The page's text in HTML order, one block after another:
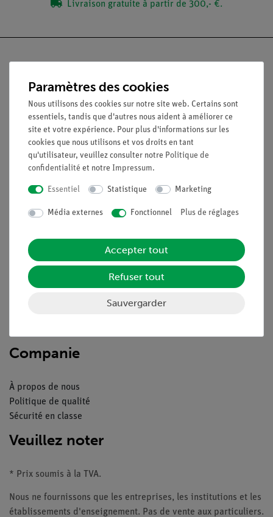
Livraison gratuite à partir de 300,- €.
Nach oben
Légal
Contact
Conditions générales de vente
Mentions légales
Service
Aperçu du service
Téléchargements
Companie
À propos de nous
Politique de qualité
Sécurité en classe
Veuillez noter
* Prix soumis à la TVA.
Nous ne fournissons que les entreprises, les institutions et les
établissements d'enseignement. Pas de vente aux particuliers.
Paramètres des cookies
Nous utilisons des cookies sur notre site web. Certains sont
essentiels, tandis que d'autres nous aident à améliorer ce
site et votre expérience. Pour plus d'informations sur les
cookies que nous utilisons et vos droits en tant
qu'utilisateur, veuillez consulter notre Politique de
confidentialité et notre Impressum.
Essentiel Statistique Marketing
Média externes Fonctionnel Plus de réglages
Accepter tout
Refuser tout
Sauvergarder